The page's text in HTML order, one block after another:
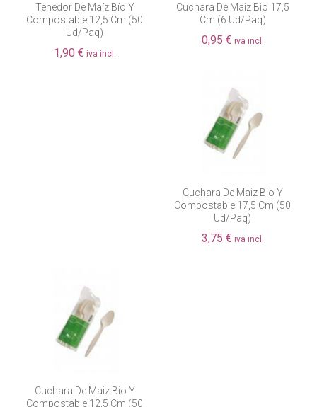
Tenedor De Maíz Bío Y
Compostable 12,5 Cm (50
Ud/paq)
1,90 € iva incl.
Cuchara De Maiz Bio 17,5
Cm (6 Ud/paq)
0,95 € iva incl.
Cuchara De Maiz Bio Y
Compostable 17,5 Cm (50
Ud/paq)
3,75 € iva incl.
Cuchara De Maiz Bio Y
Compostable 12,5 Cm (50